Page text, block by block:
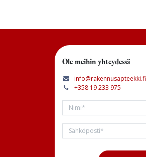
Ole meihin yhteydessä
info@rakennusapteekki.fi
+358 19 233 975